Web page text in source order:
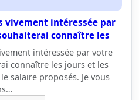
vivement intéressée par
connaître les
intéressée par votre
connaître les jours et les
salaire proposés. Je vous